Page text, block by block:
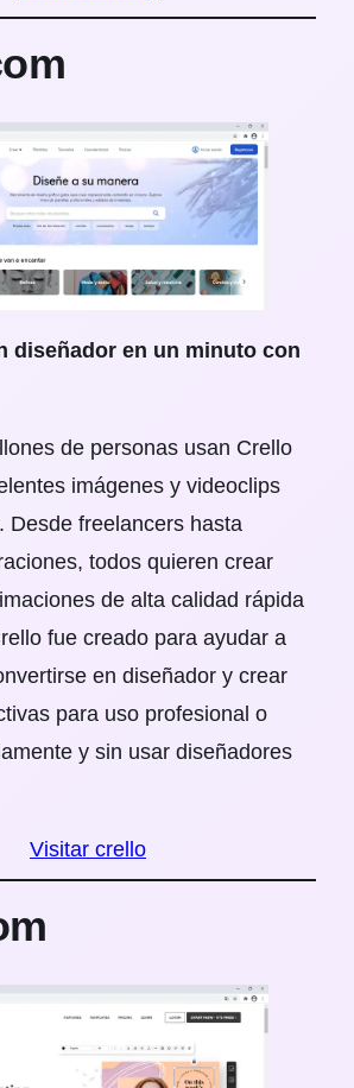
diseñador en un minuto con
de personas usan Crello
imágenes y videoclips
Desde freelancers hasta
todos quieren crear
de alta calidad rápida
fue creado para ayudar a
en diseñador y crear
para uso profesional o
y sin usar diseñadores
Visitar crello